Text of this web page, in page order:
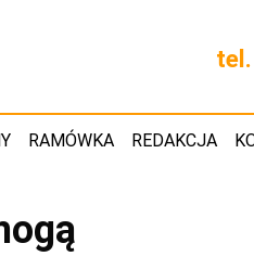
RAMÓWKA REDAKCJA